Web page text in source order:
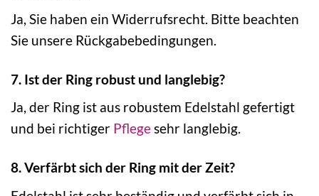
Ja, Sie haben ein Widerrufsrecht. Bitte beachten
Sie unsere Rückgabebedingungen.
7. Ist der Ring robust und langlebig?
Ja, der Ring ist aus robustem Edelstahl gefertigt
und bei richtiger Pflegesehr langlebig.
8. Verfärbt sich der Ring mit der Zeit?